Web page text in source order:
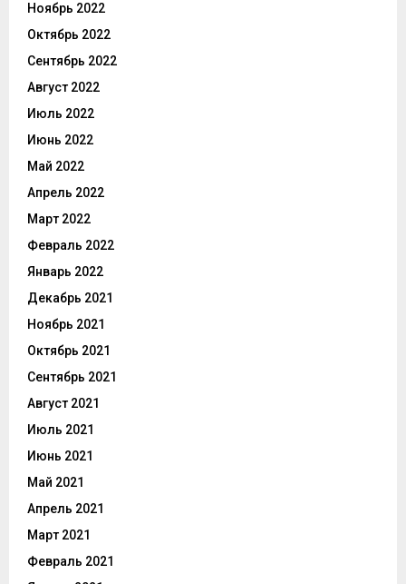
Ноябрь 2022
Октябрь 2022
Сентябрь 2022
Август 2022
Июль 2022
Июнь 2022
Май 2022
Апрель 2022
Март 2022
Февраль 2022
Январь 2022
Декабрь 2021
Ноябрь 2021
Октябрь 2021
Сентябрь 2021
Август 2021
Июль 2021
Июнь 2021
Май 2021
Апрель 2021
Март 2021
Февраль 2021